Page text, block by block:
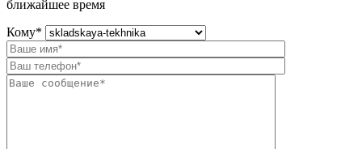
ближайшее время
Кому*